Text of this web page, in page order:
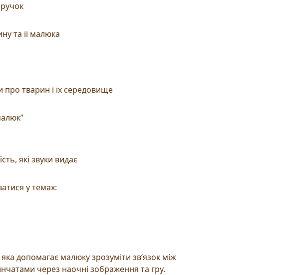
та її малюка
тварин і їх середовище
які звуки видає
у темах:
допомагає малюку зрозуміти зв’язок між
через наочні зображення та гру.